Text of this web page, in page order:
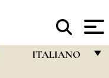
ITALIANO